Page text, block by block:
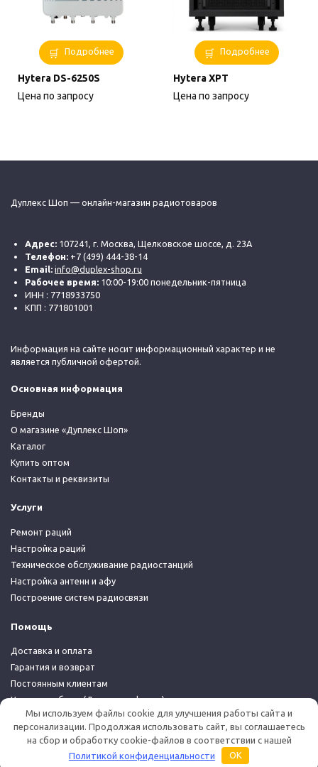
Подробнее
Hytera DS-6250S
Цена по запросу
Подробнее
Hytera XPT
Цена по запросу
Дуплекс Шоп — онлайн-магазин радиотоваров
Адрес: 107241, г. Москва, Щелковское шоссе, д. 23А
Телефон: +7 (499) 444-38-14
Email: info@duplex-shop.ru
Рабочее время: 10:00-19:00 понедельник-пятница
ИНН : 7718933750
КПП : 771801001
Информация на сайте носит информационный характер и не
является публичной офертой.
Основная информация
Бренды
О магазине «Дуплекс Шоп»
Каталог
Купить оптом
Контакты и реквизиты
Услуги
Ремонт раций
Настройка раций
Техническое обслуживание радиостанций
Настройка антенн и афу
Построение систем радиосвязи
Помощь
Доставка и оплата
Гарантия и возврат
Постоянным клиентам
Условия работы (Договор-оферта)
Политика конфиденциальности
© 2026 Дуплекс Шоп
Мы используем файлы cookie для улучшения работы сайта и
персонализации. Продолжая использовать сайт, вы соглашаетесь
на сбор и обработку cookie-файлов в соответствии с нашей
Политикой конфиденциальности
OK